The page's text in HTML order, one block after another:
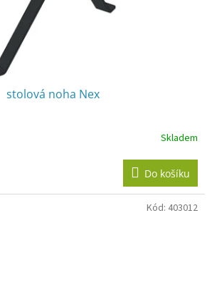
stolová noha Nex
Skladem
Do košíku
Kód: 403012